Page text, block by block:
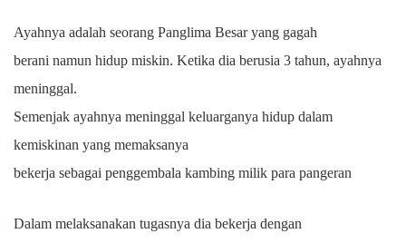
Ayahnya adalah seorang Panglima Besar yang gagah
berani namun hidup miskin. Ketika dia berusia 3 tahun, ayahnya
meninggal.
Semenjak ayahnya meninggal keluarganya hidup dalam
kemiskinan yang memaksanya
bekerja sebagai penggembala kambing milik para pangeran
Dalam melaksanakan tugasnya dia bekerja dengan